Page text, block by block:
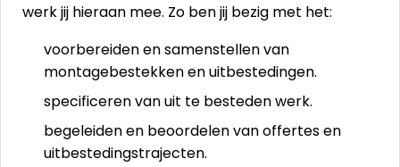
werk jij hieraan mee. Zo ben jij bezig met het:
voorbereiden en samenstellen van
montagebestekken en uitbestedingen.
specificeren van uit te besteden werk.
begeleiden en beoordelen van offertes en
uitbestedingstrajecten.